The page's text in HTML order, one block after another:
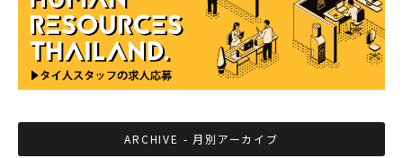
ARCHIVE - 月別アーカイブ